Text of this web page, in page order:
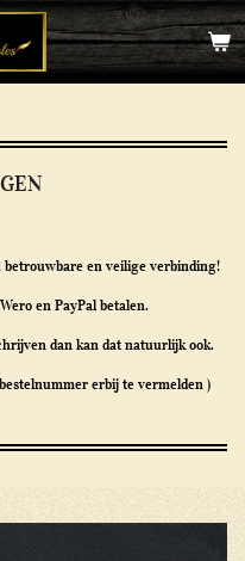
betrouwbare en veilige verbinding!
en PayPal betalen.
dan kan dat natuurlijk ook.
erbij te vermelden )